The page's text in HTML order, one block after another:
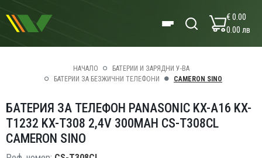
€ 0.00
0.00 лв
НАЧАЛО
БАТЕРИИ И ЗАРЯДНИ У-ВА
БАТЕРИИ ЗА БЕЗЖИЧНИ ТЕЛЕФОНИ
CAMERON SINO
БАТЕРИЯ ЗА ТЕЛЕФОН PANASONIC KX-A16 KX-
T1232 KX-T308 2,4V 300MAH CS-T308CL
CAMERON SINO